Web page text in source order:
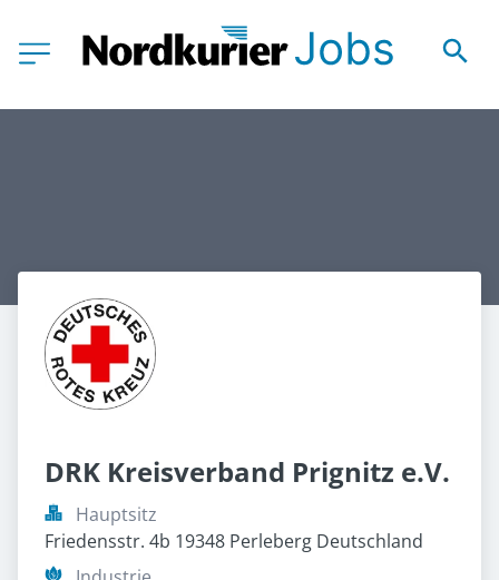
DRK Kreisverband Prignitz e.V.
Hauptsitz
Friedensstr. 4b 19348 Perleberg Deutschland